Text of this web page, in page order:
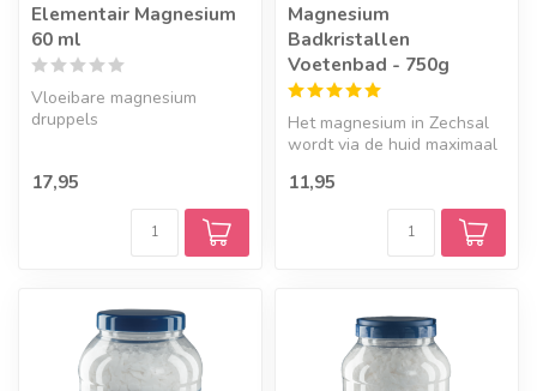
Elementair Magnesium
60 ml
Vloeibare magnesium
druppels
17,95
Magnesium
Badkristallen
Voetenbad - 750g
Het magnesium in Zechsal
wordt via de huid maximaal
lichaam. ...
11,95